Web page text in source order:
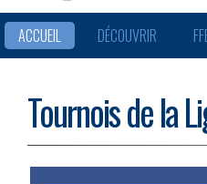
ACCUEIL DÉCOUVRIR
Tournois de la